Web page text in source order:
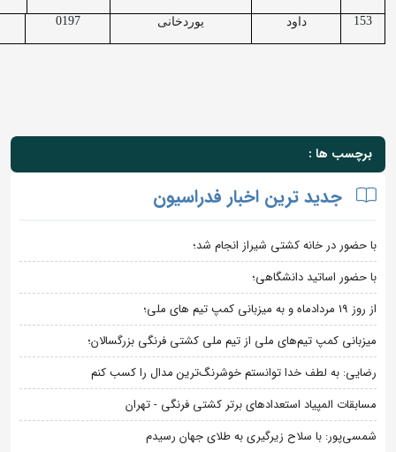
153 داود یوردخانی 0197
برچسب ها :
جدید ترین اخبار فدراسیون
با حضور در خانه کشتی شیراز انجام شد؛
با حضور اساتید دانشگاهی؛
از روز 19 مردادماه و به میزبانی کمپ تیم های ملی؛
میزبانی کمپ تیم‌های ملی از تیم ملی کشتی فرنگی بزرگسالان؛
رضایی: به لطف خدا توانستم خوشرنگ‌ترین مدال را کسب کنم
مسابقات المپیاد استعدادهای برتر کشتی فرنگی - تهران
شمسی‌پور: با سلاح زیرگیری به طلای جهان رسیدم